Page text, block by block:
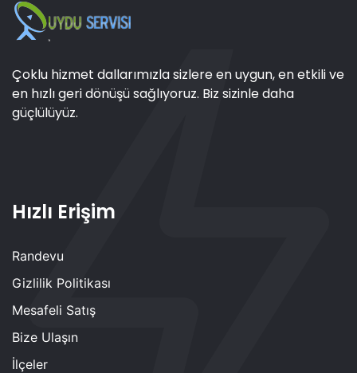
Çoklu hizmet dallarımızla sizlere en uygun, en etkili ve
en hızlı geri dönüşü sağlıyoruz. Biz sizinle daha
güçlülüyüz.
Hızlı Erişim
Randevu
Gizlilik Politikası
Mesafeli Satış
Bize Ulaşın
İlçeler